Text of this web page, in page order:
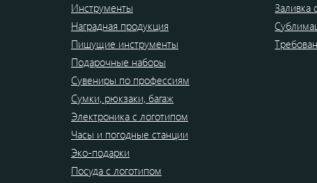
Инструменты
Наградная продукция
Пишущие инструменты
Подарочные наборы
Сувениры по профессиям
Сумки, рюкзаки, багаж
Электроника с логотипом
Часы и погодные станции
Эко-подарки
Посуда с логотипом
Заливка